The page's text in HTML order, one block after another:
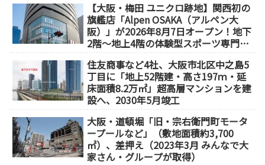
【大阪・梅田 ユニクロ跡地】関西初の
旗艦店「Alpen OSAKA（アルペン大
阪）」が2026年8月7日オープン！地下
2階～地上4階の体験型スポーツ専門店
住友商事など4社、大阪市北区中之島5
丁目に「地上52階建・高さ197ｍ・延
床面積8.2万㎡」超高層マンションを建
設へ、2030年5月竣工
大阪・道頓堀「旧・宗右衛門町モータ
ープールなど」（敷地面積約3,700
㎡）、差押え（2023年3月 みんなで大
家さん・グループが取得）